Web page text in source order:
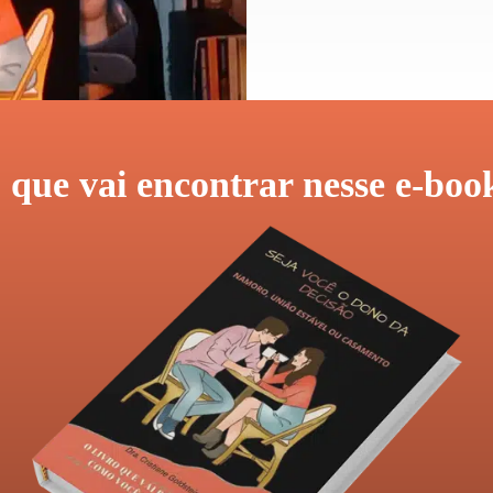
que vai encontrar nesse e-